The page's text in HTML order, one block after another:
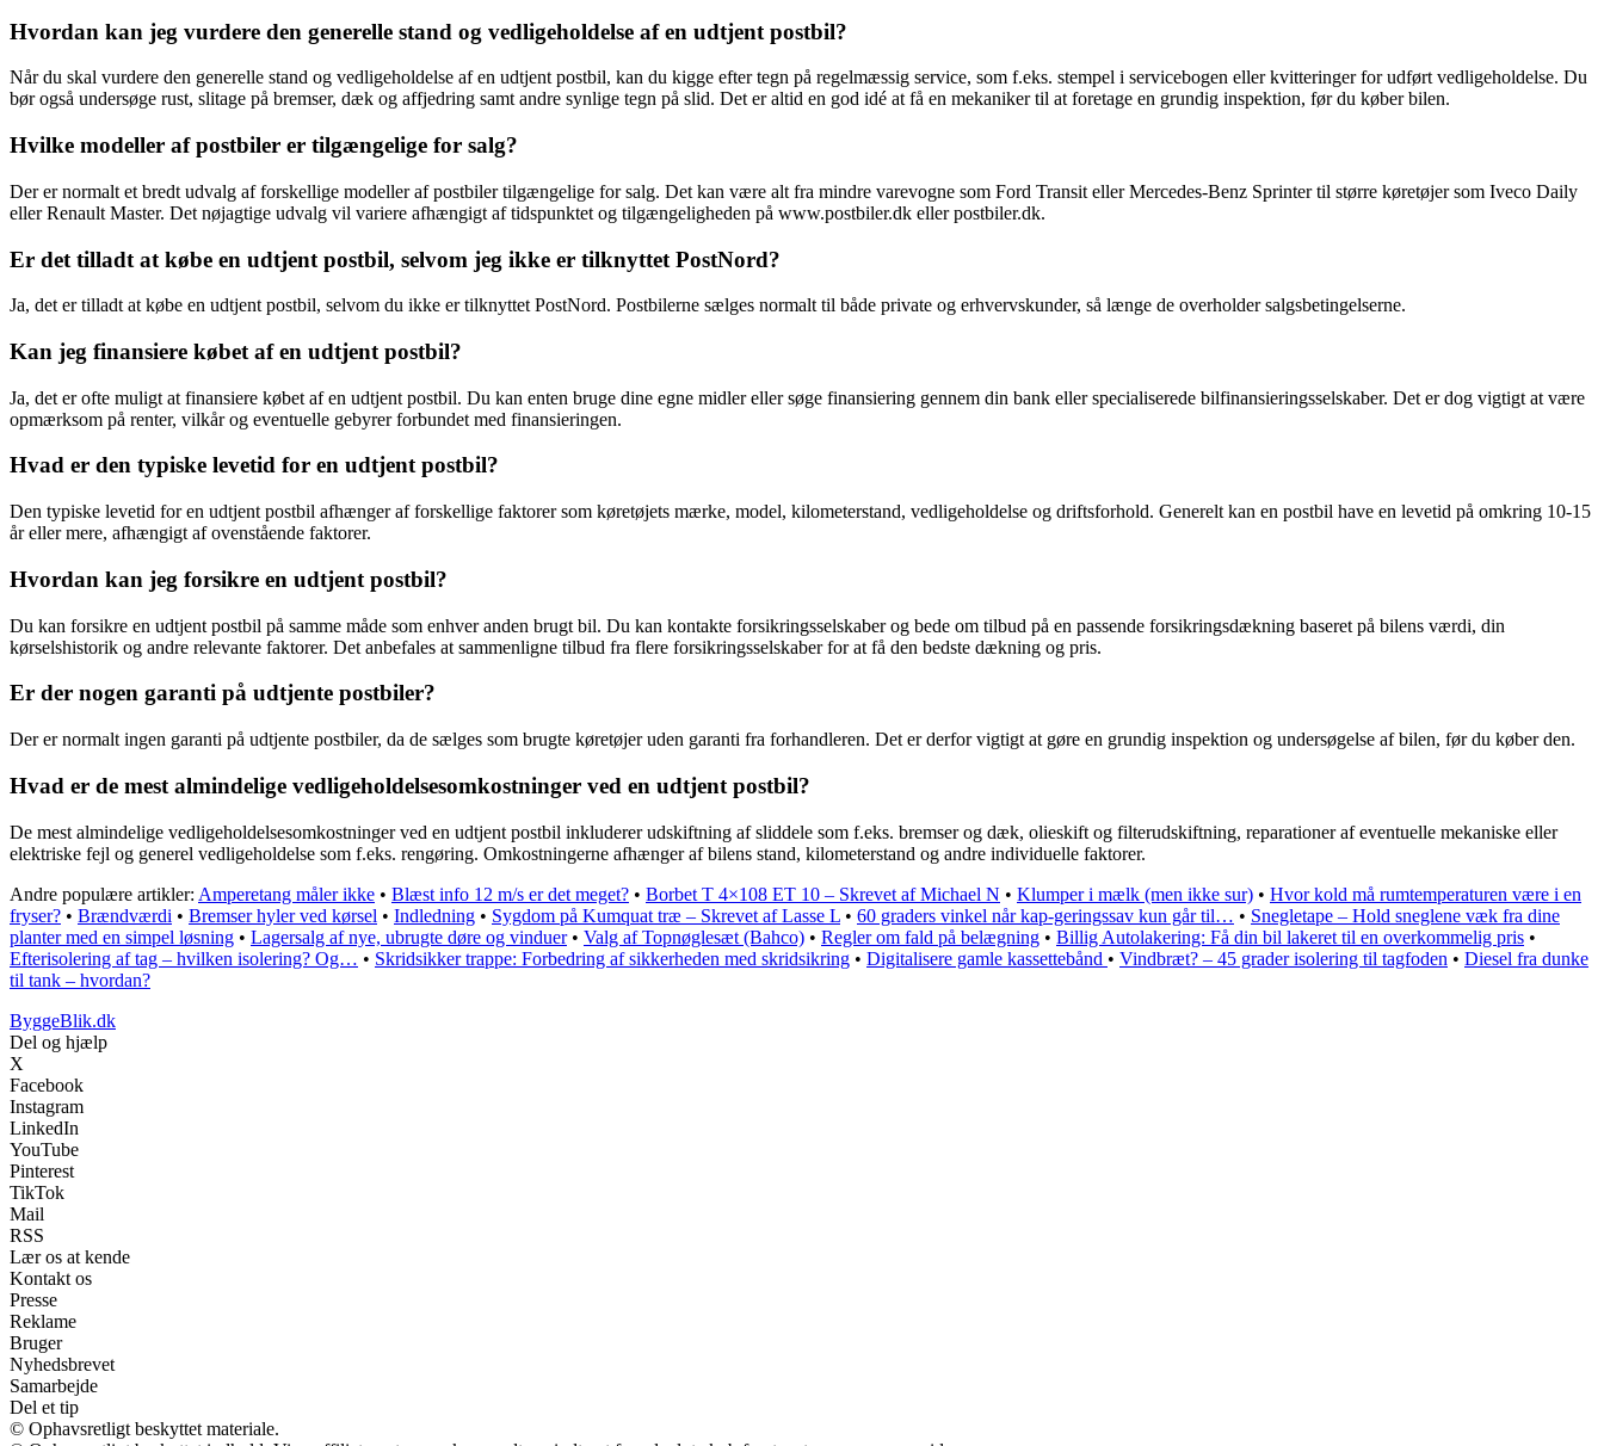
Hvordan kan jeg vurdere den generelle stand og vedligeholdelse af en udtjent postbil?
Når du skal vurdere den generelle stand og vedligeholdelse af en udtjent postbil, kan du kigge efter tegn på regelmæssig service, som f.eks. stempel i servicebogen eller kvitteringer for udført vedligeholdelse. Du
bør også undersøge rust, slitage på bremser, dæk og affjedring samt andre synlige tegn på slid. Det er altid en god idé at få en mekaniker til at foretage en grundig inspektion, før du køber bilen.
Hvilke modeller af postbiler er tilgængelige for salg?
Der er normalt et bredt udvalg af forskellige modeller af postbiler tilgængelige for salg. Det kan være alt fra mindre varevogne som Ford Transit eller Mercedes-Benz Sprinter til større køretøjer som Iveco Daily
eller Renault Master. Det nøjagtige udvalg vil variere afhængigt af tidspunktet og tilgængeligheden på www.postbiler.dk eller postbiler.dk.
Er det tilladt at købe en udtjent postbil, selvom jeg ikke er tilknyttet PostNord?
Ja, det er tilladt at købe en udtjent postbil, selvom du ikke er tilknyttet PostNord. Postbilerne sælges normalt til både private og erhvervskunder, så længe de overholder salgsbetingelserne.
Kan jeg finansiere købet af en udtjent postbil?
Ja, det er ofte muligt at finansiere købet af en udtjent postbil. Du kan enten bruge dine egne midler eller søge finansiering gennem din bank eller specialiserede bilfinansieringsselskaber. Det er dog vigtigt at være
opmærksom på renter, vilkår og eventuelle gebyrer forbundet med finansieringen.
Hvad er den typiske levetid for en udtjent postbil?
Den typiske levetid for en udtjent postbil afhænger af forskellige faktorer som køretøjets mærke, model, kilometerstand, vedligeholdelse og driftsforhold. Generelt kan en postbil have en levetid på omkring 10-15
år eller mere, afhængigt af ovenstående faktorer.
Hvordan kan jeg forsikre en udtjent postbil?
Du kan forsikre en udtjent postbil på samme måde som enhver anden brugt bil. Du kan kontakte forsikringsselskaber og bede om tilbud på en passende forsikringsdækning baseret på bilens værdi, din
kørselshistorik og andre relevante faktorer. Det anbefales at sammenligne tilbud fra flere forsikringsselskaber for at få den bedste dækning og pris.
Er der nogen garanti på udtjente postbiler?
Der er normalt ingen garanti på udtjente postbiler, da de sælges som brugte køretøjer uden garanti fra forhandleren. Det er derfor vigtigt at gøre en grundig inspektion og undersøgelse af bilen, før du køber den.
Hvad er de mest almindelige vedligeholdelsesomkostninger ved en udtjent postbil?
De mest almindelige vedligeholdelsesomkostninger ved en udtjent postbil inkluderer udskiftning af sliddele som f.eks. bremser og dæk, olieskift og filterudskiftning, reparationer af eventuelle mekaniske eller
elektriske fejl og generel vedligeholdelse som f.eks. rengøring. Omkostningerne afhænger af bilens stand, kilometerstand og andre individuelle faktorer.
Andre populære artikler: Amperetang måler ikke • Blæst info 12 m/s er det meget? • Borbet T 4×108 ET 10 – Skrevet af Michael N • Klumper i mælk (men ikke sur) • Hvor kold må rumtemperaturen være i en
fryser? • Brændværdi • Bremser hyler ved kørsel • Indledning • Sygdom på Kumquat træ – Skrevet af Lasse L • 60 graders vinkel når kap-geringssav kun går til… • Snegletape – Hold sneglene væk fra dine
planter med en simpel løsning • Lagersalg af nye, ubrugte døre og vinduer• Valg af Topnøglesæt (Bahco) • Regler om fald på belægning • Billig Autolakering: Få din bil lakeret til en overkommelig pris •
Efterisolering af tag – hvilken isolering? Og… • Skridsikker trappe: Forbedring af sikkerheden med skridsikring • Digitalisere gamle kassettebånd • Vindbræt? – 45 grader isolering til tagfoden • Diesel fra dunke
til tank – hvordan?
ByggeBlik.dk
Del og hjælp
X
Facebook
Instagram
LinkedIn
YouTube
Pinterest
TikTok
Mail
RSS
Lær os at kende
Kontakt os
Presse
Reklame
Bruger
Nyhedsbrevet
Samarbejde
Del et tip
© Ophavsretligt beskyttet materiale.